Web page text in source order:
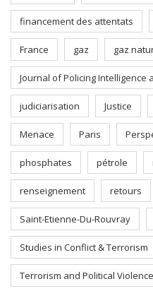
financement des attentats
France gaz gaz
Journal of Policing Intelligence
judiciarisation Justice
Menace Paris
phosphates pétrole
renseignement retours
Saint-Etienne-Du-Rouvray
Studies in Conflict & Terrorism
Terrorism and Political Violence